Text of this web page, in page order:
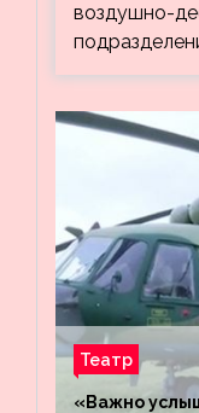
воздушно-
Театр
«Важно